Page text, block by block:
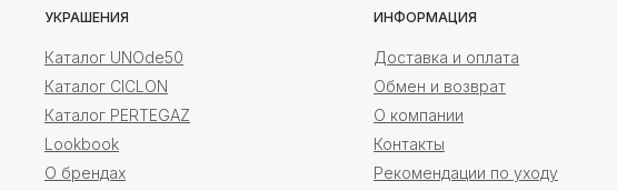
УКРАШЕНИЯ
Каталог UNOde50
Каталог CICLON
Каталог PERTEGAZ
Lookbook
О брендах
ИНФОРМАЦИЯ
Доставка и оплата
Обмен и возврат
О компании
Контакты
Рекомендации по уходу